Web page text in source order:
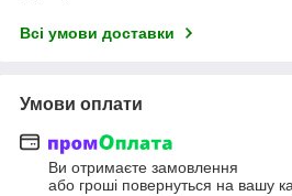
Всі умови доставки
Умови оплати
Ви отримаєте замовлення
або гроші повернуться на вашу